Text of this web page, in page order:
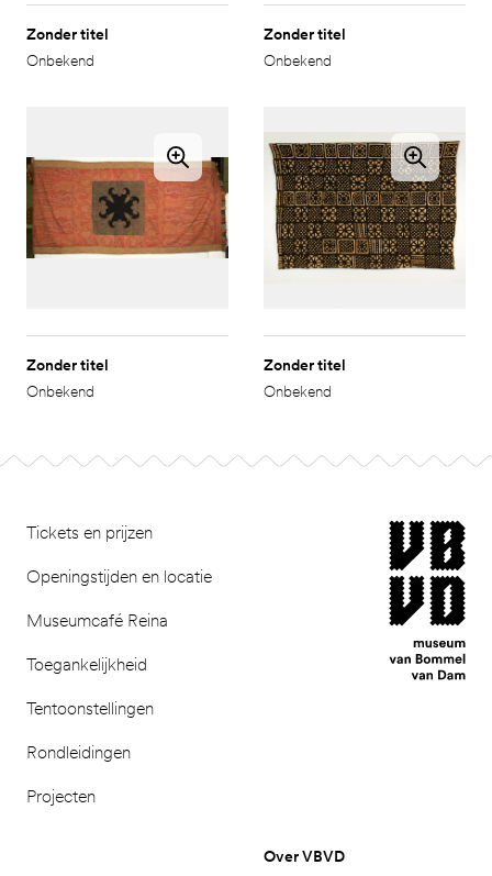
Zonder titel
Onbekend
Zonder titel
Onbekend
Zonder titel
Onbekend
Zonder titel
Onbekend
Tickets en prijzen
Openingstijden en locatie
Museumcafé Reina
Toegankelijkheid
Tentoonstellingen
Rondleidingen
Projecten
museum van
Over VBVD